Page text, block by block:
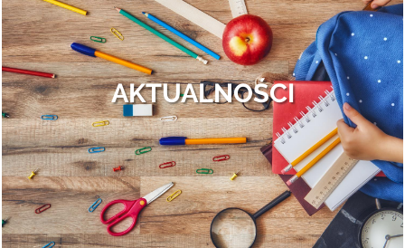
Finał II edycji Bezpiecznego Mazowsza.
Otrębusy znowu obsypane nagrodami!
To był dzień pełen wrażeń, przepełniony do samego końca całą gamą
ludzkich uczuć: od wybuchów szalonej radości po rozczarowanie i gorzki
smak porażki. Ale po kolei.AKTUALNOŚCI